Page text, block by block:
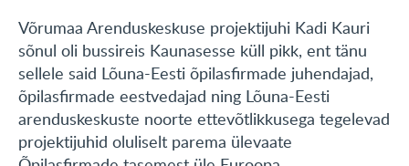
Võrumaa Arenduskeskuse projektijuhi Kadi Kauri
sõnul oli bussireis Kaunasesse küll pikk, ent tänu
sellele said Lõuna-Eesti õpilasfirmade juhendajad,
õpilasfirmade eestvedajad ning Lõuna-Eesti
arenduskeskuste noorte ettevõtlikkusega tegelevad
projektijuhid oluliselt parema ülevaate